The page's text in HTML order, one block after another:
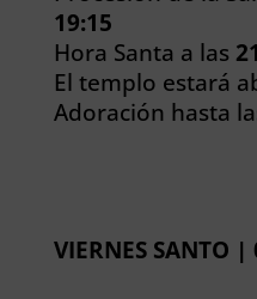
19:15
Hora Santa a las
El templo estará
Adoración hasta
VIERNES SANTO